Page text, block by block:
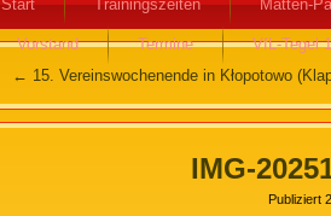
Start Trainingszeiten Matten-
Vorstand Termine
VfL-Tegel
← 15. Vereinswochenende in Kłopotowo
IMG-
Publiziert